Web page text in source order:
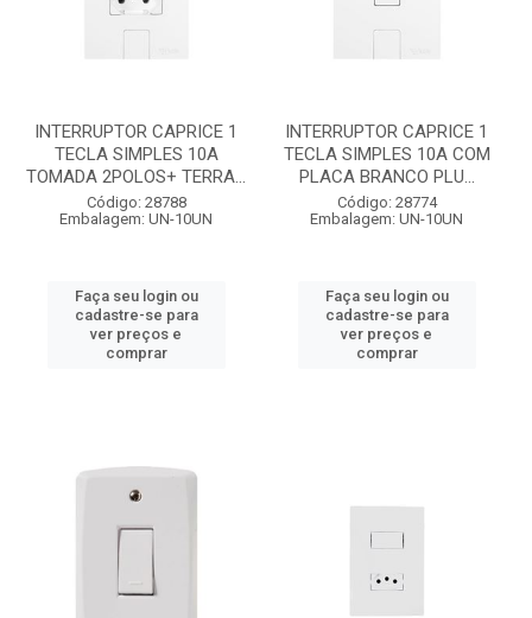
INTERRUPTOR CAPRICE 1
TECLA SIMPLES 10A
TOMADA 2POLOS+ TERRA...
Código: 28788
Embalagem: UN-10UN
Faça seu login ou
cadastre-se para
ver preços e
comprar
INTERRUPTOR CAPRICE 1
TECLA SIMPLES 10A COM
PLACA BRANCO PLU...
Código: 28774
Embalagem: UN-10UN
Faça seu login ou
cadastre-se para
ver preços e
comprar